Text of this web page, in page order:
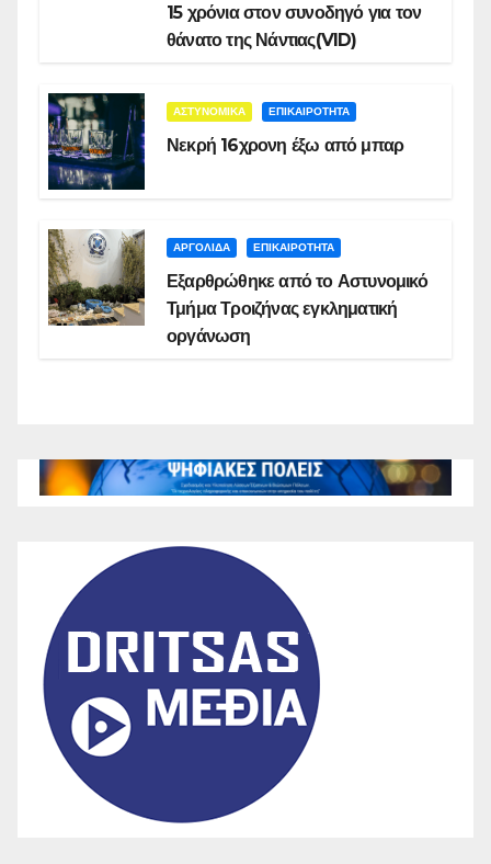
15 χρόνια στον συνοδηγό για τον
θάνατο της Νάντιας(VID)
ΑΣΤΥΝΟΜΙΚΑ ΕΠΙΚΑΙΡΟΤΗΤΑ
Νεκρή 16χρονη έξω από μπαρ
ΑΡΓΟΛΙΔΑ ΕΠΙΚΑΙΡΟΤΗΤΑ
Εξαρθρώθηκε από το Αστυνομικό
Τμήμα Τροιζήνας εγκληματική
οργάνωση